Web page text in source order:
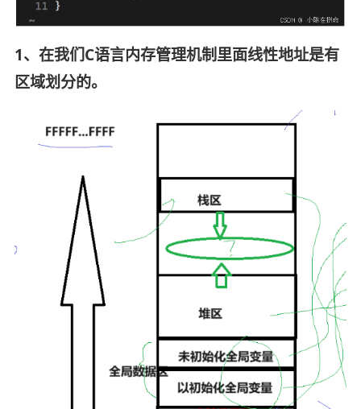
1、在我们C语言内存管理机制里面线性地址是有
区域划分的。